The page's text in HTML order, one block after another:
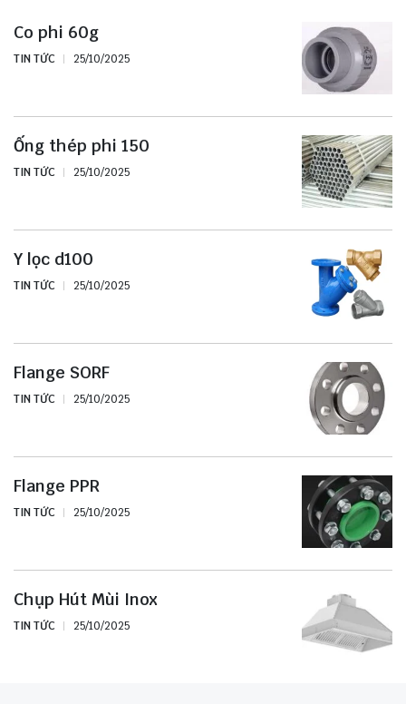
Co phi 60g
TIN TỨC 25/10/2025
Ống thép phi 150
TIN TỨC 25/10/2025
Y lọc d100
TIN TỨC 25/10/2025
Flange SORF
TIN TỨC 25/10/2025
Flange PPR
TIN TỨC 25/10/2025
Chụp Hút Mùi Inox
TIN TỨC 25/10/2025